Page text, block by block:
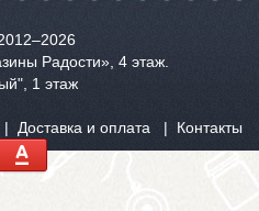
Радости», 4 этаж.
1 этаж
Доставка и оплата Контакты